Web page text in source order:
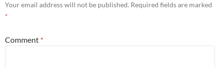
Your email address will not be published. Required fields are marked
*
Comment *